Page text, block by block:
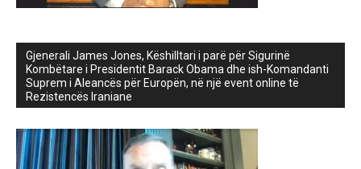
Gjenerali James Jones, Këshilltari i parë për Sigurinë
Kombëtare i Presidentit Barack Obama dhe ish-Komandanti
Suprem i Aleancës për Europën, në një event online të
Rezistencës Iraniane